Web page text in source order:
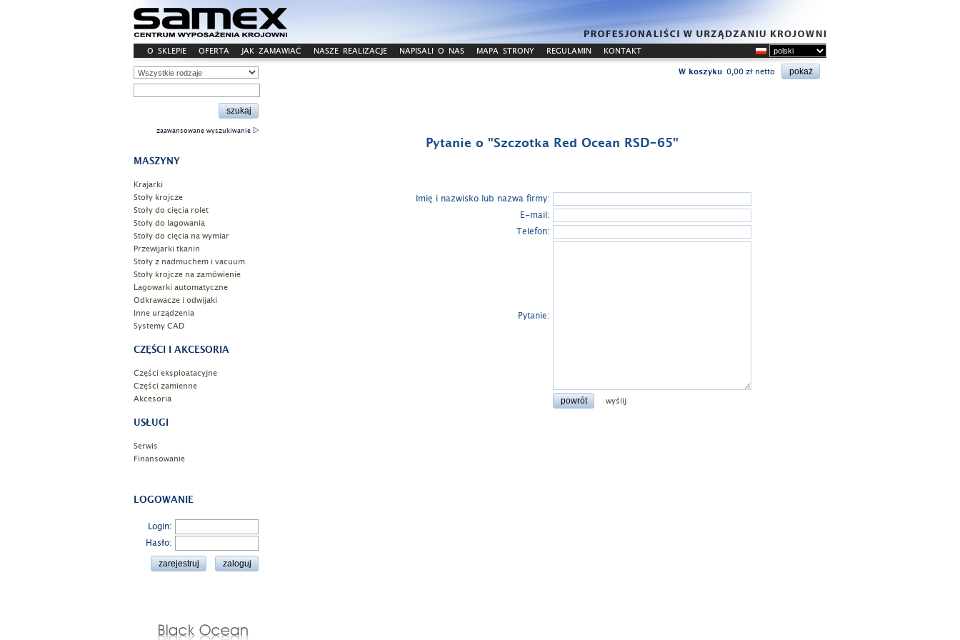
O SKLEPIE OFERTA JAK ZAMAWIAĆ NASZE REALIZACJE NAPISALI O NAS MAPA STRONY REGULAMIN KONTAKT
zaawansowane wyszukiwanie
MASZYNY
Krajarki
Stoły krojcze
Stoły do cięcia rolet
Stoły do lagowania
Stoły do cięcia na wymiar
Przewijarki tkanin
Stoły z nadmuchem i vacuum
Stoły krojcze na zamówienie
Lagowarki automatyczne
Odkrawacze i odwijaki
Inne urządzenia
Systemy CAD
CZĘŚCI I AKCESORIA
Części eksploatacyjne
Części zamienne
Akcesoria
USŁUGI
Serwis
Finansowanie
LOGOWANIE
Login:
Hasło:
W koszyku 0,00 zł netto
Pytanie o "Szczotka Red Ocean RSD-65"
Imię i nazwisko lub nazwa firmy:
E-mail:
Telefon:
Pytanie: